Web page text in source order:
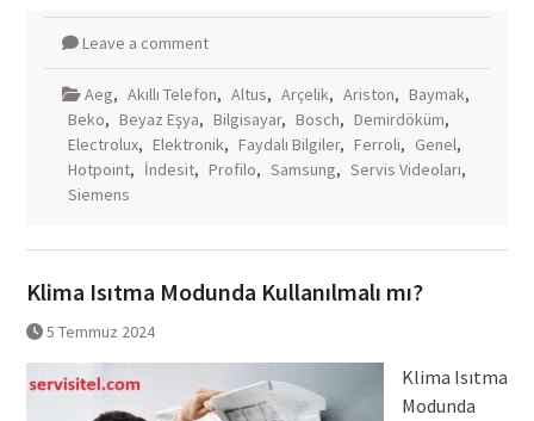
Leave a comment
Aeg, Akıllı Telefon, Altus, Arçelik, Ariston, Baymak,
Beko, Beyaz Eşya, Bilgisayar, Bosch, Demirdöküm,
Electrolux, Elektronik, Faydalı Bilgiler, Ferroli, Genel,
Hotpoint, İndesit, Profilo, Samsung, Servis Videoları,
Siemens
Klima Isıtma Modunda Kullanılmalı mı?
5 Temmuz 2024
Klima Isıtma
Modunda